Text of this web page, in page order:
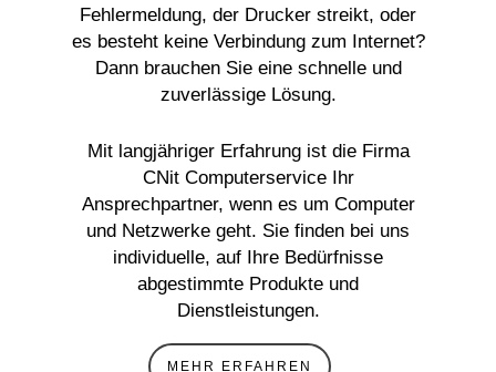
Fehlermeldung, der Drucker streikt, oder
es besteht keine Verbindung zum Internet?
Dann brauchen Sie eine schnelle und
zuverlässige Lösung.
Mit langjähriger Erfahrung ist die Firma
CNit Computerservice Ihr
Ansprechpartner, wenn es um Computer
und Netzwerke geht. Sie finden bei uns
individuelle, auf Ihre Bedürfnisse
abgestimmte Produkte und
Dienstleistungen.
MEHR ERFAHREN